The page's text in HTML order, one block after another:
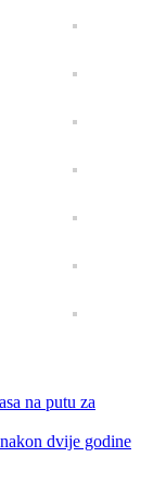
na putu za
dvije godine